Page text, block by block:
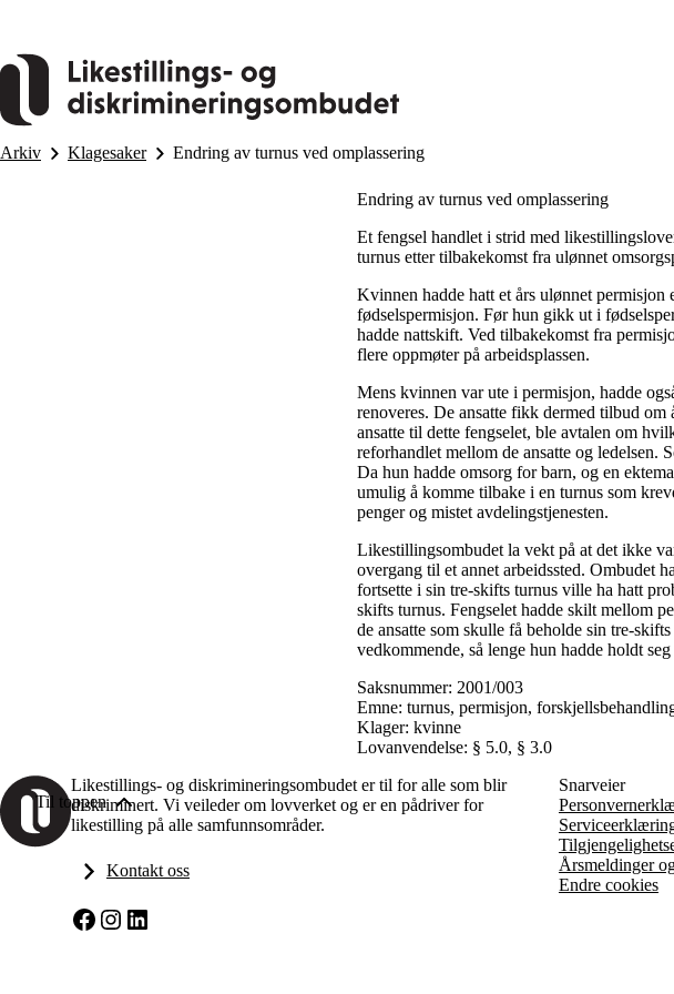
Arkiv Klagesaker Endring av turnus ved omplassering
Endring av turnus ved omplassering
Et fengsel handlet i strid med
turnus etter tilbakekomst fra ulønnet
Kvinnen hadde hatt et års ulønnet
fødselspermisjon. Før hun gikk ut i
hadde nattskift. Ved tilbakekomst fra
flere oppmøter på arbeidsplassen.
Mens kvinnen var ute i permisjon, hadde
renoveres. De ansatte fikk dermed tilbud
ansatte til dette fengselet, ble avtalen om
reforhandlet mellom de ansatte og
Da hun hadde omsorg for barn, og en
umulig å komme tilbake i en turnus som
penger og mistet avdelingstjenesten.
Likestillingsombudet la vekt på at det ikke
overgang til et annet arbeidssted. Ombudet
fortsette i sin tre-skifts turnus ville ha hatt
skifts turnus. Fengselet hadde skilt mellom
de ansatte som skulle få beholde sin tre-
vedkommende, så lenge hun hadde holdt
Saksnummer: 2001/003
Emne: turnus, permisjon,
Klager: kvinne
Lovanvendelse: § 5.0, § 3.0
Til toppen
Likestillings- og diskrimineringsombudet er til for alle som blir
diskriminert. Vi veileder om lovverket og er en pådriver for
likestilling på alle samfunnsområder.
Kontakt oss
Facebook
Instagram
LinkedIn
Snarveier
Årsmeldinger
Endre cookies